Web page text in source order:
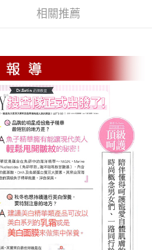
)免運費
運)
)免運費
)免運費
相關推薦